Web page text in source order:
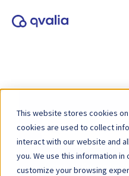
This website stores cookies
cookies are used to collect
interact with our website and
you. We use this information
customize your browsing
Zoeken
naar
Home Kennisbank